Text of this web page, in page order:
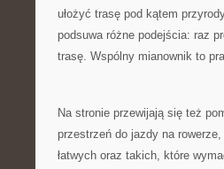
ułożyć trasę pod kątem
podsuwa różne podejścia: raz
trasę. Wspólny mianownik to
Na stronie przewijają się też
przestrzeń do jazdy na
łatwych oraz takich, które